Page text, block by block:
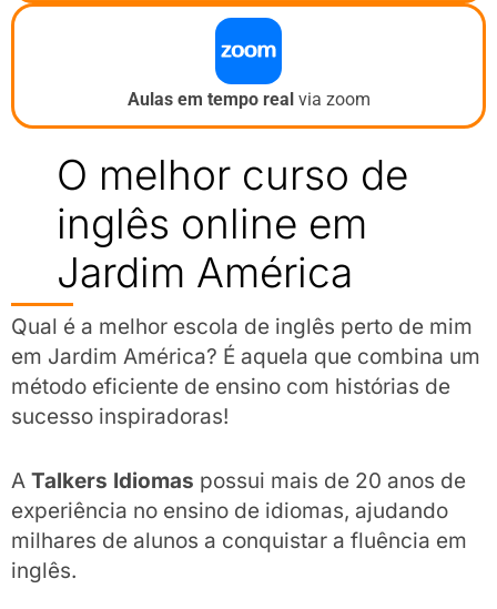
Aulas em tempo real via zoom
O melhor curso de
inglês online em
Jardim América
Qual é a melhor escola de inglês perto de mim
em Jardim América? É aquela que combina um
método eficiente de ensino com histórias de
sucesso inspiradoras!
A Talkers Idiomas possui mais de 20 anos de
experiência no ensino de idiomas, ajudando
milhares de alunos a conquistar a fluência em
inglês.